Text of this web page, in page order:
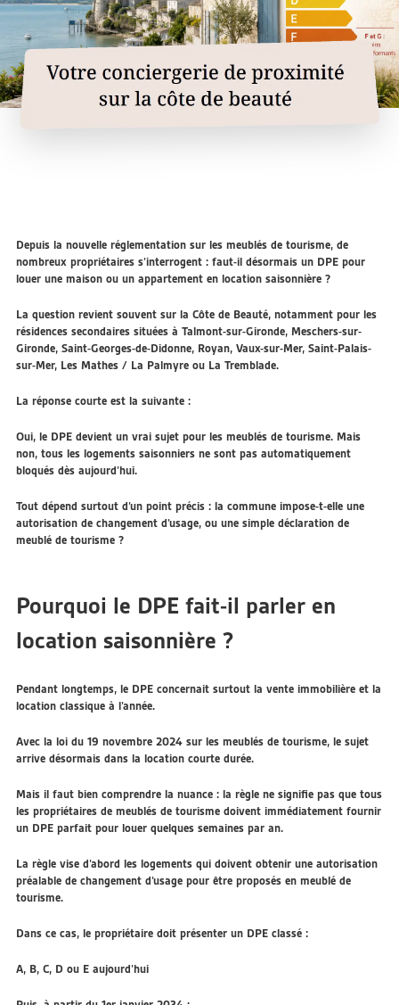
Depuis la nouvelle réglementation sur les meublés de tourisme, de
nombreux propriétaires s’interrogent : faut-il désormais un DPE pour
louer une maison ou un appartement en location saisonnière ?
La question revient souvent sur la Côte de Beauté, notamment pour les
résidences secondaires situées à Talmont-sur-Gironde, Meschers-sur-
Gironde, Saint-Georges-de-Didonne, Royan, Vaux-sur-Mer, Saint-Palais-
sur-Mer, Les Mathes / La Palmyre ou La Tremblade.
La réponse courte est la suivante :
Oui, le DPE devient un vrai sujet pour les meublés de tourisme. Mais
non, tous les logements saisonniers ne sont pas automatiquement
bloqués dès aujourd’hui.
Tout dépend surtout d’un point précis : la commune impose-t-elle une
autorisation de changement d’usage, ou une simple déclaration de
meublé de tourisme ?
Pourquoi le DPE fait-il parler en
location saisonnière ?
Pendant longtemps, le DPE concernait surtout la vente immobilière et la
location classique à l’année.
Avec la loi du 19 novembre 2024 sur les meublés de tourisme, le sujet
arrive désormais dans la location courte durée.
Mais il faut bien comprendre la nuance : la règle ne signifie pas que tous
les propriétaires de meublés de tourisme doivent immédiatement fournir
un DPE parfait pour louer quelques semaines par an.
La règle vise d’abord les logements qui doivent obtenir une autorisation
préalable de changement d’usagepour être proposés en meublé de
tourisme.
Dans ce cas, le propriétaire doit présenter un DPE classé :
A, B, C, D ou E aujourd’hui